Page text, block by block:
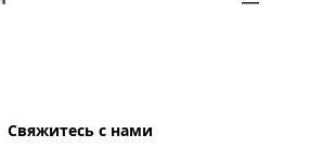
Свяжитесь с нами